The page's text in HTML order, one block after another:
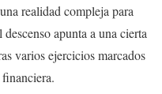
realidad compleja para
apunta a una cierta
varios ejercicios marcados